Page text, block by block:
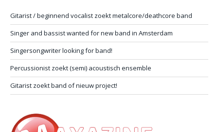
Gitarist / beginnend vocalist zoekt metalcore/deathcore band
Singer and bassist wanted for new band in Amsterdam
Singersongwriter looking for band!
Percussionist zoekt (semi) acoustisch ensemble
Gitarist zoekt band of nieuw project!